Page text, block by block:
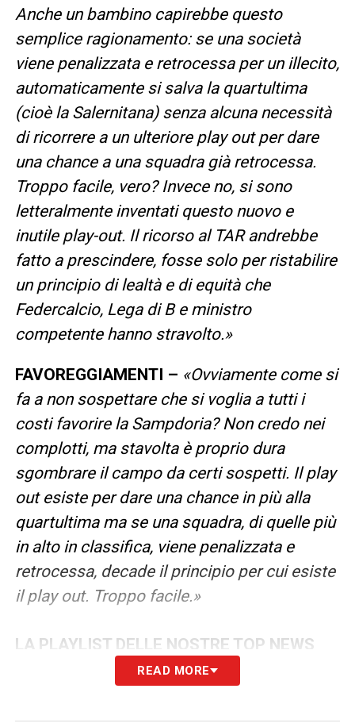
Anche un bambino capirebbe questo
semplice ragionamento: se una società
viene penalizzata e retrocessa per un illecito,
automaticamente si salva la quartultima
(cioè la Salernitana) senza alcuna necessità
di ricorrere a un ulteriore play out per dare
una chance a una squadra già retrocessa.
Troppo facile, vero? Invece no, si sono
letteralmente inventati questo nuovo e
inutile play-out. Il ricorso al TAR andrebbe
fatto a prescindere, fosse solo per ristabilire
un principio di lealtà e di equità che
Federcalcio, Lega di B e ministro
competente hanno stravolto.»
FAVOREGGIAMENTI – «Ovviamente come si
fa a non sospettare che si voglia a tutti i
costi favorire la Sampdoria? Non credo nei
complotti, ma stavolta è proprio dura
sgombrare il campo da certi sospetti. Il play
out esiste per dare una chance in più alla
quartultima ma se una squadra, di quelle più
in alto in classifica, viene penalizzata e
retrocessa, decade il principio per cui esiste
il play out. Troppo facile.»
LA PLAYLIST DELLE NOSTRE TOP NEWS
READ MORE